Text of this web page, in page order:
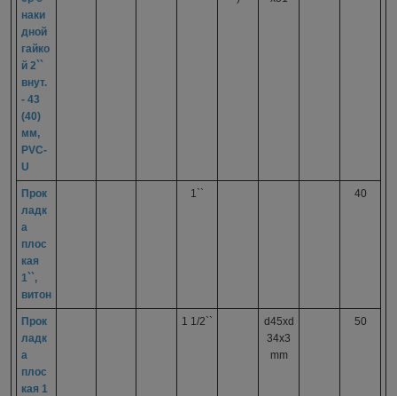
наки
дной
гайко
й 2``
внут.
- 43
(40)
мм,
PVC-
U
Прок
ладк
а
плос
кая
1``,
витон
1`` 40
Прок
ладк
а
плос
кая 1
1 1/2``
d45xd
34x3
mm
50